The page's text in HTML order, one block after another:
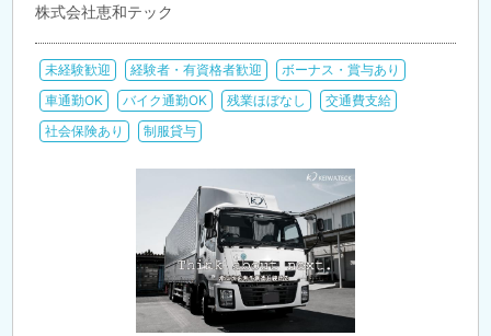
株式会社恵和テック
未経験歓迎 経験者・有資格者歓迎
ボーナス・賞与あり
車通勤OK
バイク通勤OK 残業ほぼなし
交通費支給
社会保険あり
制服貸与